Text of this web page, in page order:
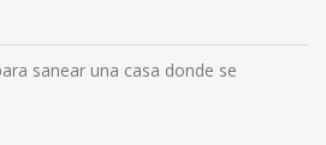
sanear una casa donde se